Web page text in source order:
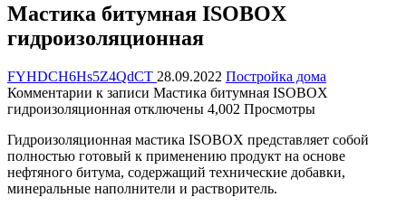
Мастика битумная ISOBOX
гидроизоляционная
FYHDCH6Hs5Z4QdCT 28.09.2022 Постройка дома
Комментарии к записи Мастика битумная ISOBOX
гидроизоляционная отключены 4,002 Просмотры
Гидроизоляционная мастика ISOBOX представляет собой
полностью готовый к применению продукт на основе
нефтяного битума, содержащий технические добавки,
минеральные наполнители и растворитель.